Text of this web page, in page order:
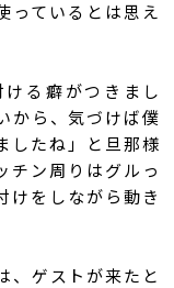
っているとは思え
ける癖がつきまし
から、気づけば僕
したね」と旦那様
チン周りはグルっ
けをしながら動き
、ゲストが来たと